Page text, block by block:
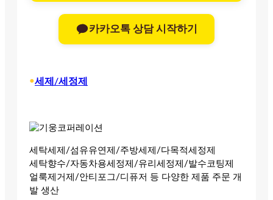
카카오톡 상담 시작하기
•세제/세정제
세탁세제/섬유유연제/주방세제/다목적세정제
세탁향수/자동차용세정제/유리세정제/발수코팅제
얼룩제거제/안티포그/디퓨저 등 다양한 제품 주문 개
발 생산